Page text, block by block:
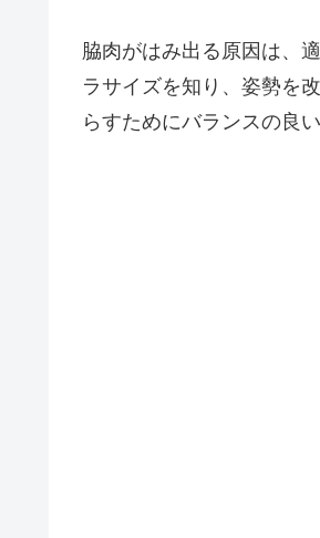
脇肉がはみ出る原因は、
ラサイズを知り、姿勢を
らすためにバランスの良